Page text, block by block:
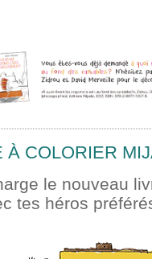
À COLORIER
le nouveau
tes héros